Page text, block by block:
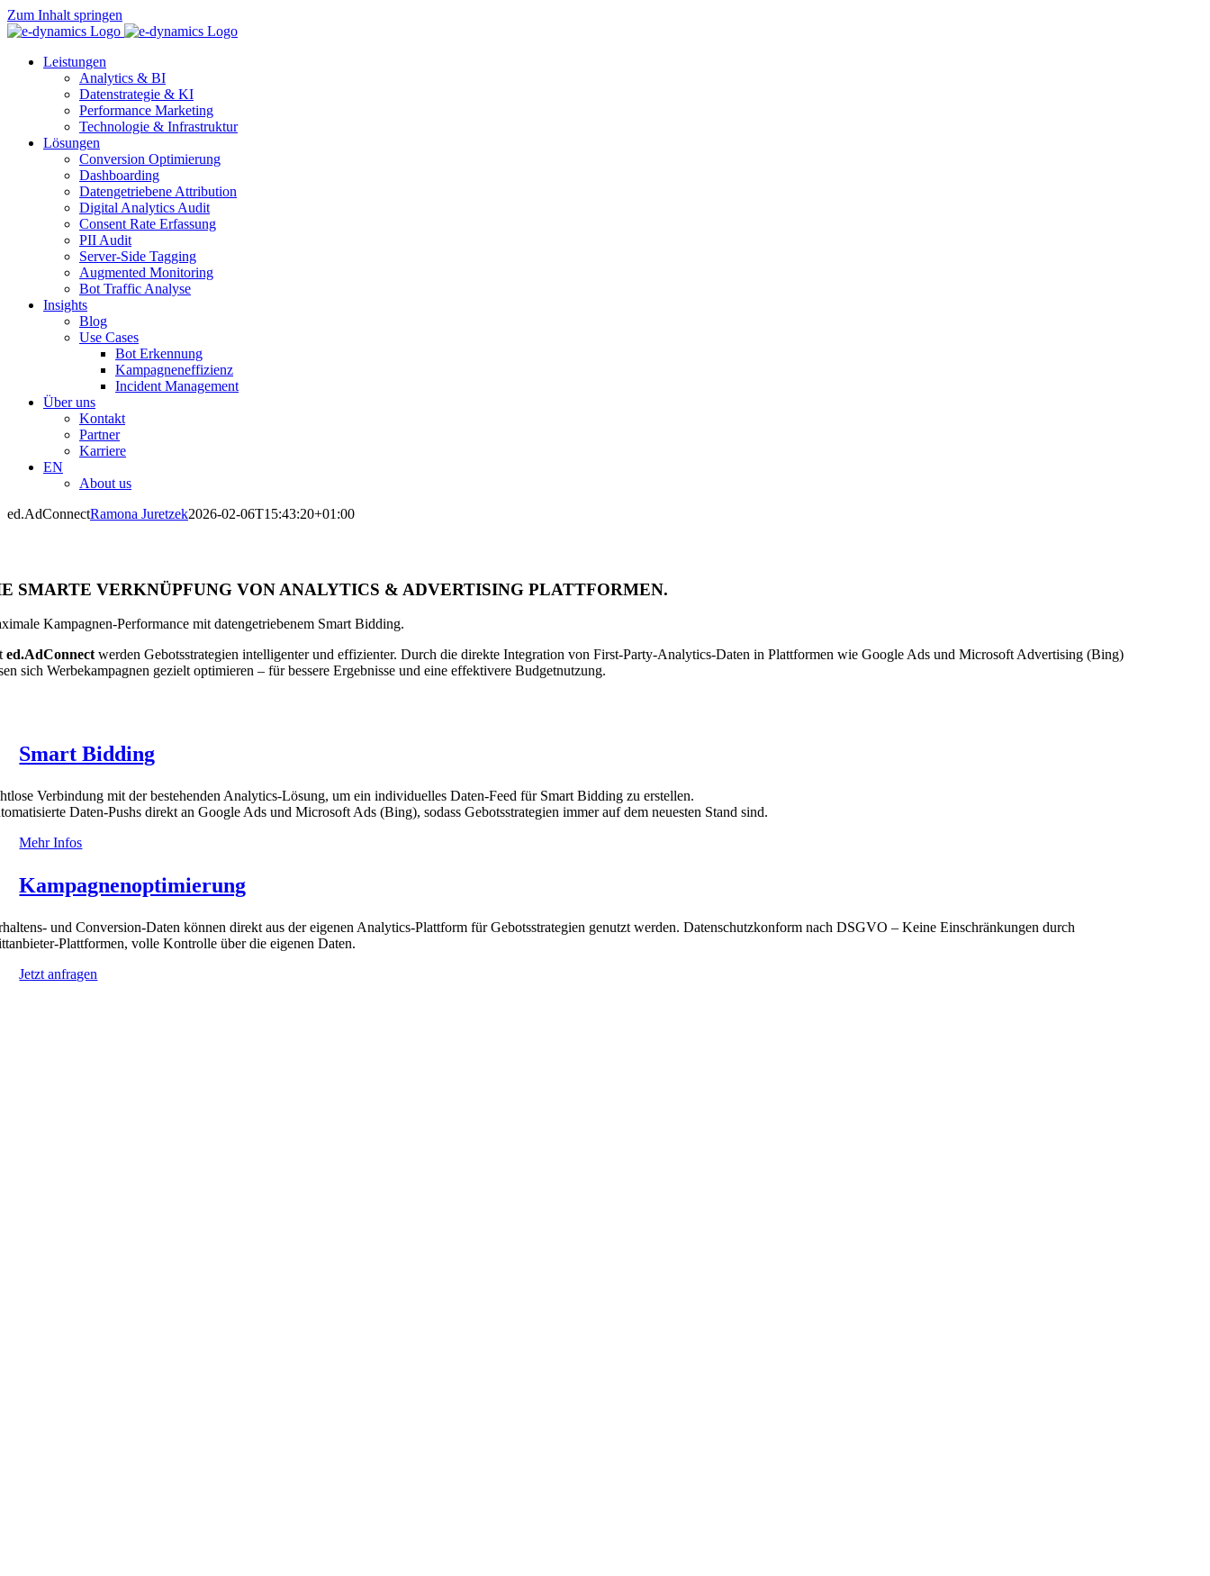
Zum Inhalt springen
Leistungen
Analytics & BI
Datenstrategie & KI
Performance Marketing
Technologie & Infrastruktur
Lösungen
Conversion Optimierung
Dashboarding
Datengetriebene Attribution
Digital Analytics Audit
Consent Rate Erfassung
PII Audit
Server-Side Tagging
Augmented Monitoring
Bot Traffic Analyse
Insights
Blog
Use Cases
Bot Erkennung
Kampagneneffizienz
Incident Management
Über uns
Kontakt
Partner
Karriere
EN
About us
ed.AdConnectRamona Juretzek2026-02-06T15:43:20+01:00
SMARTE VERKNÜPFUNG VON ANALYTICS & ADVERTISING PLATTFORMEN.
Kampagnen-Performance mit datengetriebenem Smart Bidding.
ed.AdConnectwerden Gebotsstrategien intelligenter und effizienter. Durch die direkte Integration von First-Party-Analytics-Daten in Plattformen wie Google Ads und Microsoft Advertising (Bing)
sich Werbekampagnen gezielt optimieren – für bessere Ergebnisse und eine effektivere Budgetnutzung.
Smart Bidding
Verbindung mit der bestehenden Analytics-Lösung, um ein individuelles Daten-Feed für Smart Bidding zu erstellen.
Daten-Pushs direkt an Google Ads und Microsoft Ads (Bing), sodass Gebotsstrategien immer auf dem neuesten Stand sind.
Mehr Infos
Kampagnenoptimierung
und Conversion-Daten können direkt aus der eigenen Analytics-Plattform für Gebotsstrategien genutzt werden. Datenschutzkonform nach DSGVO – Keine Einschränkungen durch
Plattformen, volle Kontrolle über die eigenen Daten.
Jetzt anfragen